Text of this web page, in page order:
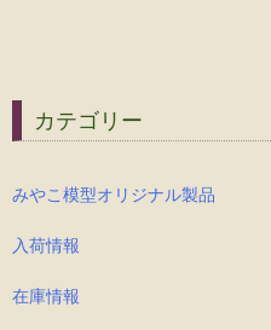
カテゴリー
みやこ模型オリジナル製品
入荷情報
在庫情報